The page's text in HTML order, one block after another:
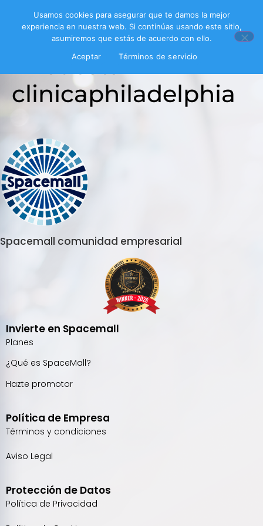
Encuesta
clinicaphiladelphia
Spacemall comunidad empresarial
Invierte en Spacemall
Planes
¿Qué es SpaceMall?
Hazte promotor
Política de Empresa
Términos y condiciones
Aviso Legal
Protección de Datos
Política de Privacidad
Usamos cookies para asegurar que te damos la mejor
experiencia en nuestra web. Si continúas usando este sitio,
asumiremos que estás de acuerdo con ello.
Aceptar
Términos de servicio